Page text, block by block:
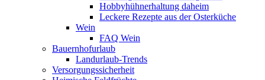
Hobbyhühnerhaltung daheim
Leckere Rezepte aus der Osterküche
Wein
FAQ Wein
Bauernhofurlaub
Landurlaub-Trends
Versorgungssicherheit